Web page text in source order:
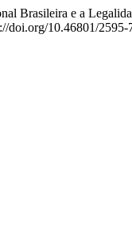
Brasileira e a
doi.org/10.46801/